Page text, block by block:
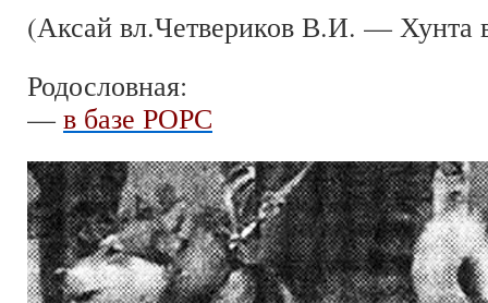
(Аксай вл.Четвериков В.И. —
Родословная:
— в базе РОРС